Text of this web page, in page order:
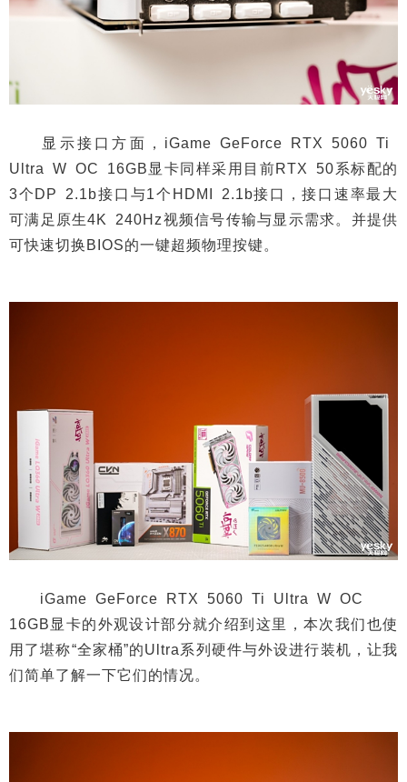
显示接口方面，iGame GeForce RTX 5060 Ti
Ultra W OC 16GB显卡同样采用目前RTX 50系标配的
3个DP 2.1b接口与1个HDMI 2.1b接口，接口速率最大
可满足原生4K 240Hz视频信号传输与显示需求。并提供
可快速切换BIOS的一键超频物理按键。
iGame GeForce RTX 5060 Ti Ultra W OC
16GB显卡的外观设计部分就介绍到这里，本次我们也使
用了堪称“全家桶”的Ultra系列硬件与外设进行装机，让我
们简单了解一下它们的情况。